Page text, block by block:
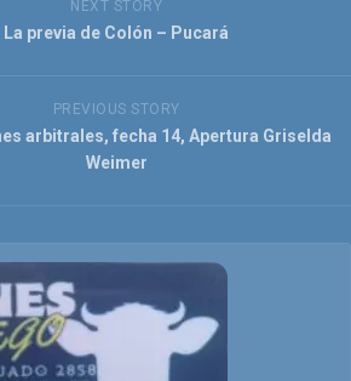
NEXT STORY
La previa de Colón – Pucará
PREVIOUS STORY
arbitrales, fecha 14, Apertura Griselda
Weimer